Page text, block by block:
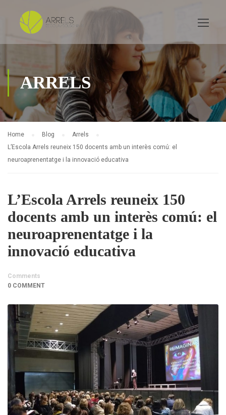
ARRELS
Home Blog
Arrels
L’Escola Arrels reuneix 150 docents amb un interès comú: el
neuroaprenentatge i la innovació educativa
L’Escola Arrels reuneix 150
docents amb un interès comú: el
neuroaprenentatge i la
innovació educativa
Comments
0 COMMENT